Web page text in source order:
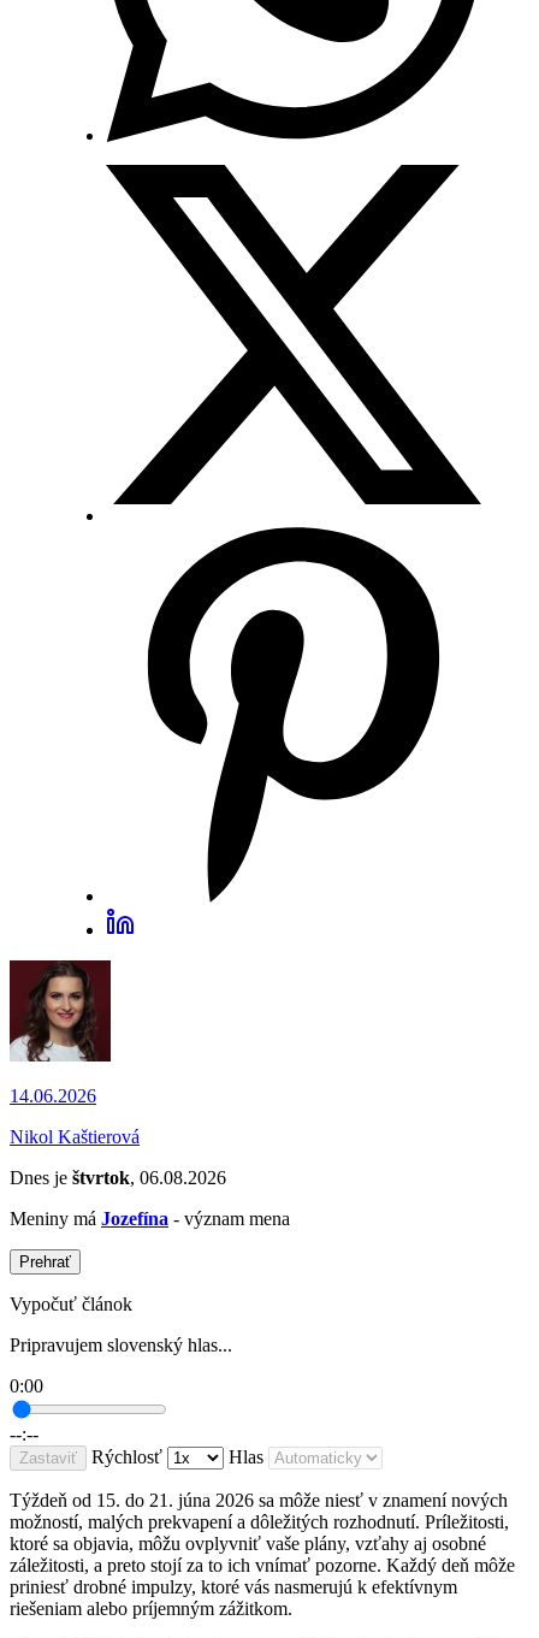
14.06.2026
Nikol Kaštierová
Dnes je štvrtok, 06.08.2026
Meniny má Jozefína - význam mena
Prehrať
Vypočuť článok
Pripravujem slovenský hlas...
0:00
--:--
Zastaviť Rýchlosť Hlas
Týždeň od 15. do 21. júna 2026 sa môže niesť v znamení nových
možností, malých prekvapení a dôležitých rozhodnutí. Príležitosti,
ktoré sa objavia, môžu ovplyvniť vaše plány, vzťahy aj osobné
záležitosti, a preto stojí za to ich vnímať pozorne. Každý deň môže
priniesť drobné impulzy, ktoré vás nasmerujú k efektívnym
riešeniam alebo príjemným zážitkom.